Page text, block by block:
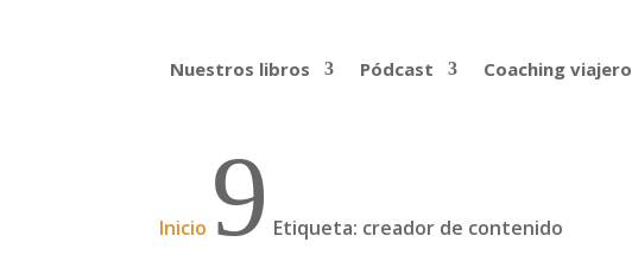
Nuestros libros Pódcast Coaching viajero
Inicio 9 Etiqueta: creador de contenido